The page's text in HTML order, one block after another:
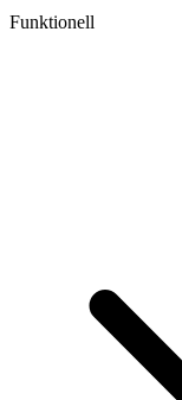
Funktionell